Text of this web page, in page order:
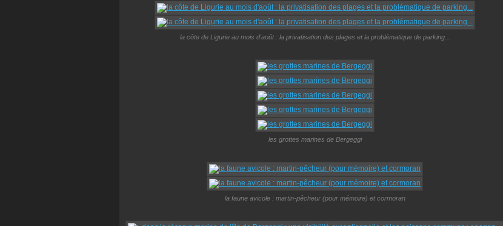
la côte de Ligurie au mois d'août : la privatisation des plages et la problématique de parking...
les grottes marines de Bergeggi
la faune avicole : martin-pêcheur (pour mémoire) et cormoran